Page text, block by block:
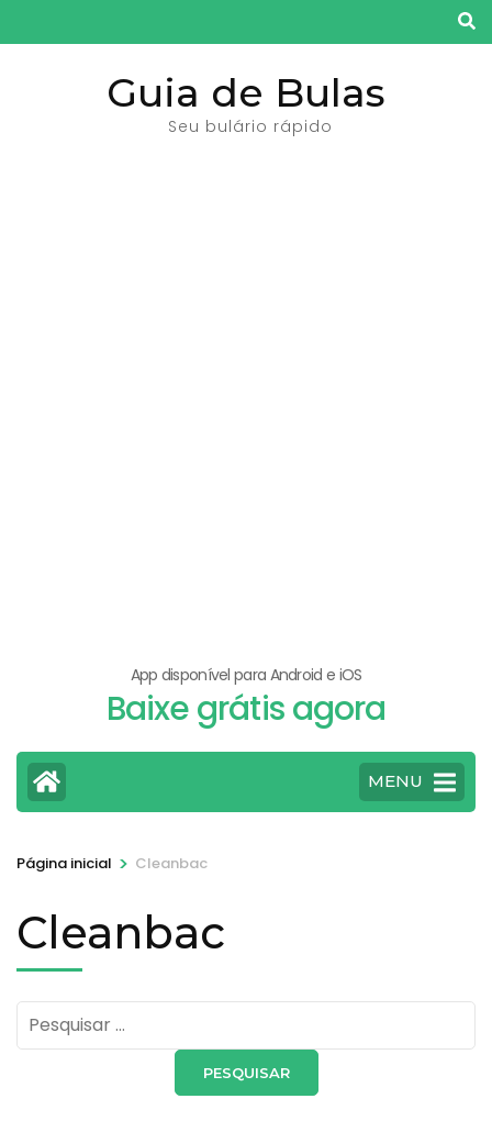
para
Guia de Bulas
Seu bulário rápido
App disponível para Android e iOS
Baixe grátis agora
MENU
Página inicial > Cleanbac
Cleanbac
Pesquisar
por: